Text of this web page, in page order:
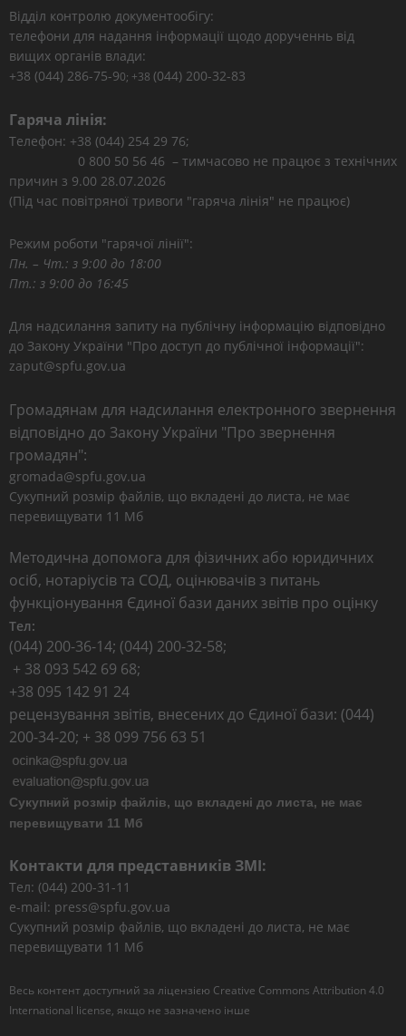
Відділ контролю документообігу:
телефони для надання інформації щодо дорученнь від
вищих органів влади:
+38 (044) 286-75-90; +38 (044) 200-32-83
Гаряча лінія:
Телефон: +38 (044) 254 29 76;
0 800 50 56 46 – тимчасово не працює з технічних
причин з 9.00 28.07.2026
(Під час повітряної тривоги "гаряча лінія" не працює)
Режим роботи "гарячої лінії":
Пн. – Чт.: з 9:00 до 18:00
Пт.: з 9:00 до 16:45
Для надсилання запиту на публічну інформацію відповідно
до Закону України "Про доступ до публічної інформації":
zaput@spfu.gov.ua
Громадянам для надсилання електронного звернення
відповідно до Закону України "Про звернення
громадян":
gromada@spfu.gov.ua
Сукупний розмір файлів, що вкладені до листа, не має
перевищувати 11 Мб
Методична допомога для фізичних або юридичних
осіб, нотаріусів та СОД, оцінювачів з питань
функціонування Єдиної бази даних звітів про оцінку
Тел:
(044) 200-36-14; (044) 200-32-58;
+ 38 093 542 69 68;
+38 095 142 91 24
рецензування звітів, внесених до Єдиної бази: (044)
200-34-20; + 38 099 756 63 51
Сукупний розмір файлів, що вкладені до листа, не має
перевищувати 11 Мб
Контакти для представників ЗМІ:
Тел: (044) 200-31-11
e-mail: press@spfu.gov.ua
Сукупний розмір файлів, що вкладені до листа, не має
перевищувати 11 Мб
Весь контент доступний за ліцензією Creative Commons Attribution 4.0
International license, якщо не зазначено інше